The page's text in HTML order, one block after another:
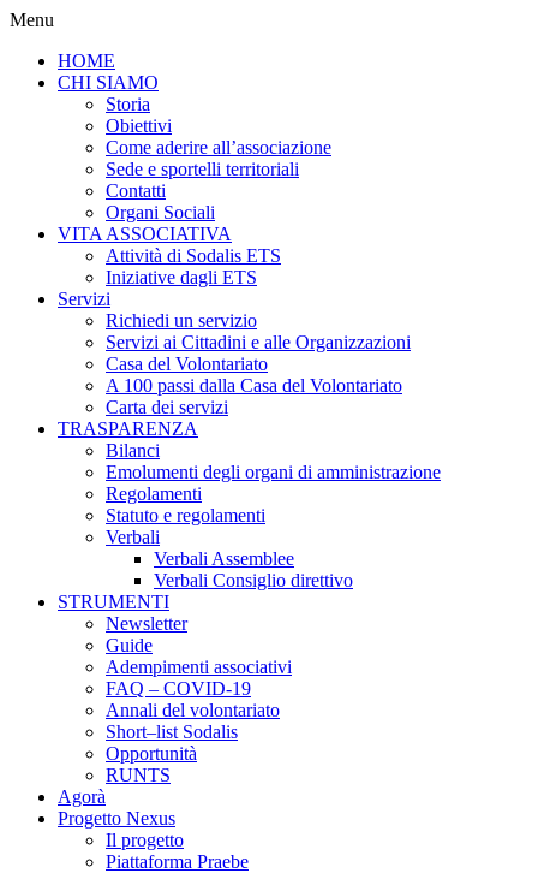
Menu
HOME
CHI SIAMO
Storia
Obiettivi
Come aderire all’associazione
Sede e sportelli territoriali
Contatti
Organi Sociali
VITA ASSOCIATIVA
Attività di Sodalis ETS
Iniziative dagli ETS
Servizi
Richiedi un servizio
Servizi ai Cittadini e alle Organizzazioni
Casa del Volontariato
A 100 passi dalla Casa del Volontariato
Carta dei servizi
TRASPARENZA
Bilanci
Emolumenti degli organi di amministrazione
Regolamenti
Statuto e regolamenti
Verbali
Verbali Assemblee
Verbali Consiglio direttivo
STRUMENTI
Newsletter
Guide
Adempimenti associativi
FAQ – COVID-19
Annali del volontariato
Short–list Sodalis
Opportunità
RUNTS
Agorà
Progetto Nexus
Il progetto
Piattaforma Praebe